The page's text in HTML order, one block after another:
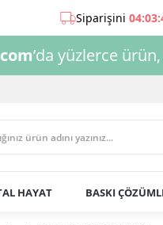
’da yüzlerce
HAYAT BASKI